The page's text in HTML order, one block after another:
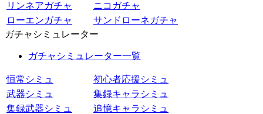
リンネアガチャ
ニコガチャ
ローエンガチャ
サンドローネガチャ
ガチャシミュレーター
ガチャシミュレーター一覧
恒常シミュ
初心者応援シミュ
武器シミュ
集録キャラシミュ
集録武器シミュ
追憶キャラシミュ